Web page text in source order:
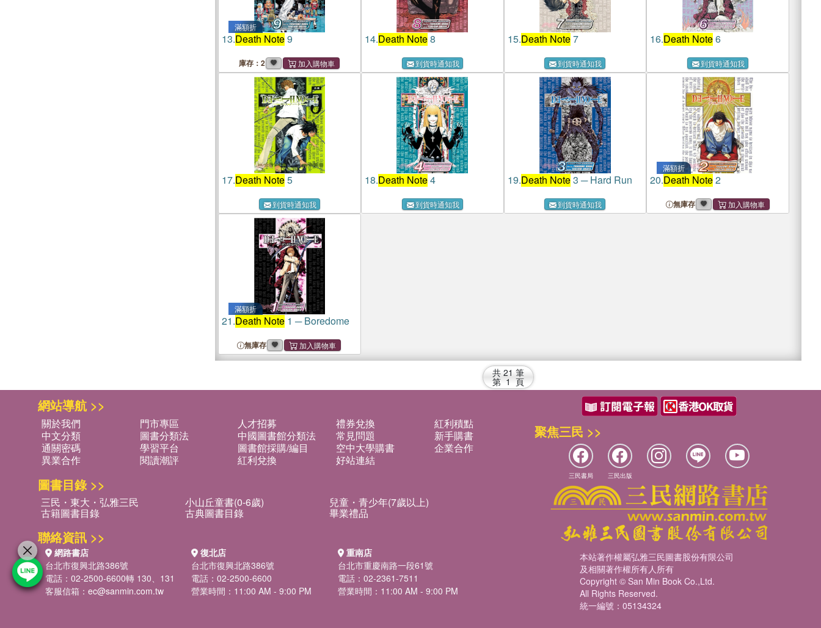
滿額折
13.Death Note9
庫存：2
14.Death Note8
到貨時通知我
15.Death Note7
到貨時通知我
16.Death Note6
到貨時通知我
17.Death Note5
到貨時通知我
18.Death Note4
到貨時通知我
19.Death Note3 ─ Hard Run
到貨時通知我
滿額折
20.Death Note2
無庫存
滿額折
21.Death Note 1 ─ Boredome
無庫存
共 21 筆
第 1 頁
網站導航 >>
關於我們 門市專區 人才招募 禮券兌換
紅利積點
中文分類
圖書分類法 中國圖書館分類法 常見問題
新手購書
通關密碼
學習平台 圖書館採購/編目 空中大學購書
企業合作
異業合作
閱讀潮評 紅利兌換 好站連結
圖書目錄 >>
三民・東大・弘雅三民 小山丘童書(0-6歲) 兒童・青少年(7歲以上)
古籍圖書目錄 古典圖書目錄 畢業禮品
聯絡資訊 >>
網路書店
台北市復興北路386號
電話：02-2500-6600轉 130、131
客服信箱： ec@sanmin.com.tw
復北店
台北市復興北路386號
電話：02-2500-6600
營業時間：11:00 AM - 9:00 PM
重南店
台北市重慶南路一段61號
電話：02-2361-7511
營業時間：11:00 AM - 9:00 PM
聚焦三民 >>
三民書局 三民出版
本站著作權屬弘雅三民圖書股份有限公司
及相關著作權所有人所有
Copyright © San Min Book Co.,Ltd.
All Rights Reserved.
統一編號：05134324